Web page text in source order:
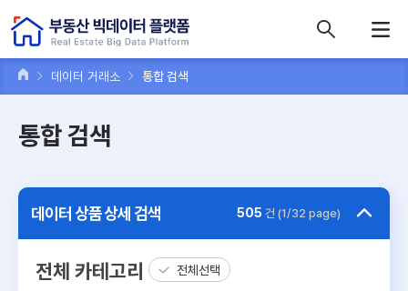
데이터 거래소 통합 검색
통합 검색
데이터 상품 상세 검색 505 건 (1/32 page)
전체 카테고리 전체선택